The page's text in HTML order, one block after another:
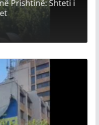
Prishtinë: Shteti i